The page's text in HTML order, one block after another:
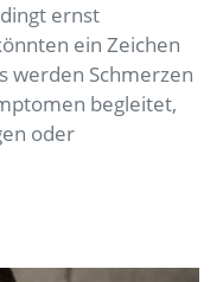
ernst
ein Zeichen
werden Schmerzen
begleitet,
oder